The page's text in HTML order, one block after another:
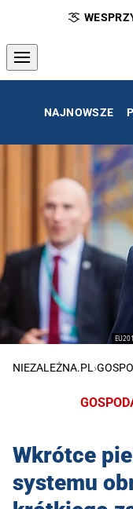
NAJNOWSZE
NIEZALEŻNA.PL ›
Wkrótce
systemu